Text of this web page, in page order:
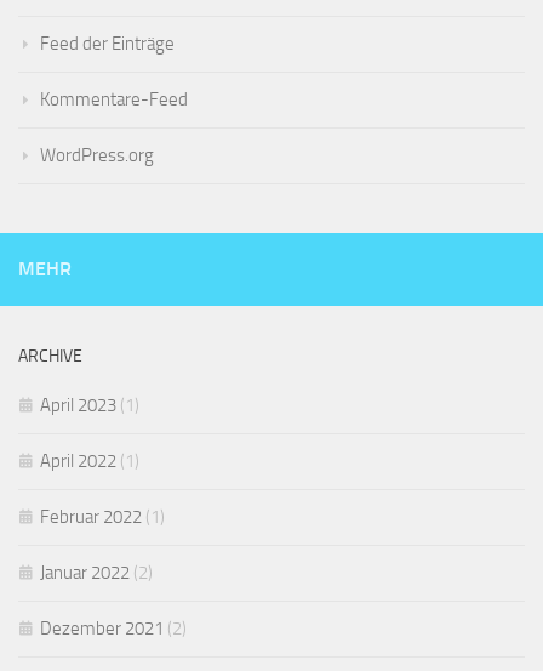
Feed der Einträge
Kommentare-Feed
WordPress.org
MEHR
ARCHIVE
April 2023 (1)
April 2022 (1)
Februar 2022 (1)
Januar 2022 (2)
Dezember 2021 (2)